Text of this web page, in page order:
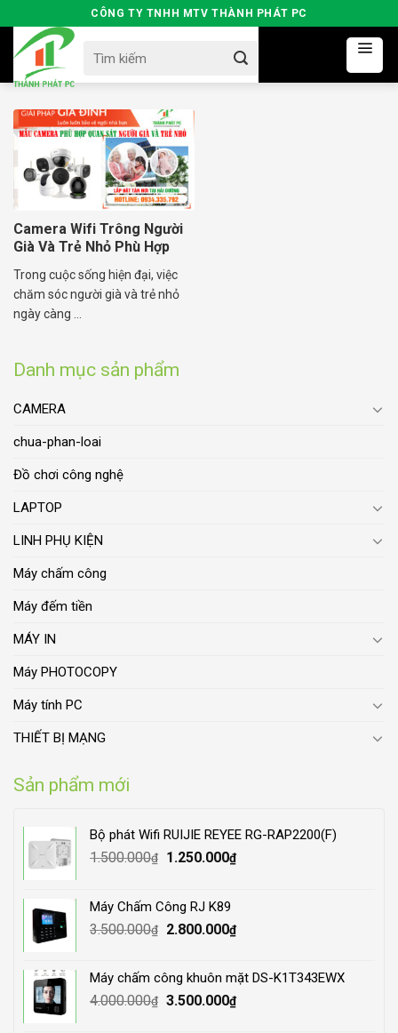
to
content
CÔNG TY TNHH MTV THÀNH PHÁT PC
for:
Danh mục sản phẩm
CAMERA
chua-phan-loai
Đồ chơi công nghệ
LAPTOP
LINH PHỤ KIỆN
Máy chấm công
Máy đếm tiền
MÁY IN
Máy PHOTOCOPY
Máy tính PC
THIẾT BỊ MẠNG
Sản phẩm mới
Bộ phát Wifi RUIJIE REYEE RG-RAP2200(F)
1.500.000₫
Original
1.500.000₫.
1.250.000₫Current
Máy Chấm Công RJ K89
3.500.000₫
Original
3.500.000₫.
2.800.000₫Current
2.800.000₫.
Máy chấm công khuôn mặt DS-K1T343EWX
4.000.000₫ Original
3.500.000₫Current
Camera Wifi Trông Người
Già Và Trẻ Nhỏ Phù Hợp
Trong cuộc sống hiện đại, việc
chăm sóc người già và trẻ nhỏ
ngày càng ...